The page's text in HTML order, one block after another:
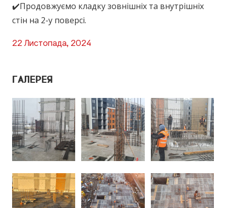
✔️Продовжуємо кладку зовнішніх та внутрішніх
стін на 2-у поверсі.
22 Листопада, 2024
ГАЛЕРЕЯ